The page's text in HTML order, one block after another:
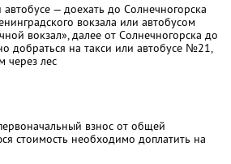
автобусе — доехать до Солнечногорска
вокзала или автобусом
вокзал», далее от Солнечногорска до
добраться на такси или автобусе №21,
через лес
взнос от общей
стоимость необходимо доплатить на